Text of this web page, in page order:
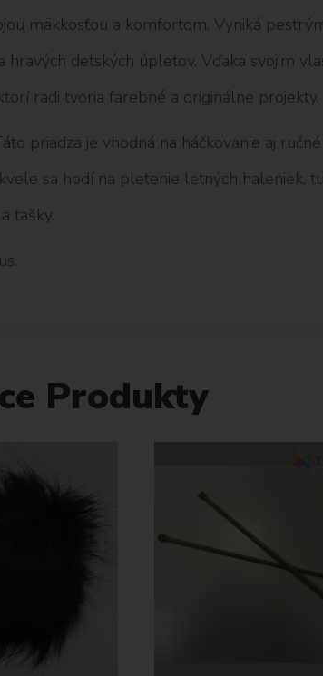
mäkkosťou a komfortom. Vyniká
hravých detských úpletov. Vďaka svojim
radi tvoria farebné a originálne projekty.
priadza je vhodná na háčkovanie aj
sa hodí na pletenie letných haleniek,
tašky.
Produkty